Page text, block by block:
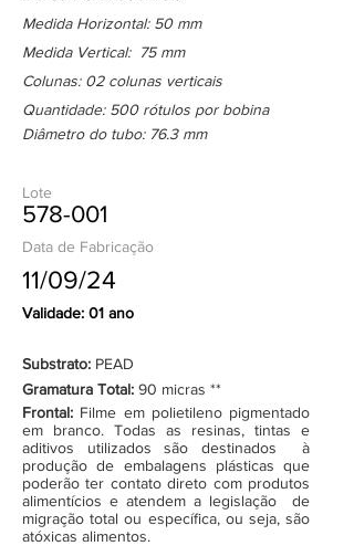
Medida Horizontal: 50 mm
Medida Vertical: 75 mm
Colunas: 02 colunas verticais
Quantidade: 500 rótulos por bobina
Diâmetro do tubo: 76.3 mm
Lote
578-001
Data de Fabricação
11/09/24
Validade: 01 ano
Substrato: PEAD
Gramatura Total: 90 micras **
Frontal: Filme em polietileno pigmentado
em branco. Todas as resinas, tintas e
aditivos utilizados são destinados à
produção de embalagens plásticas que
poderão ter contato direto com produtos
alimentícios e atendem a legislação de
migração total ou específica, ou seja, são
atóxicas alimentos.